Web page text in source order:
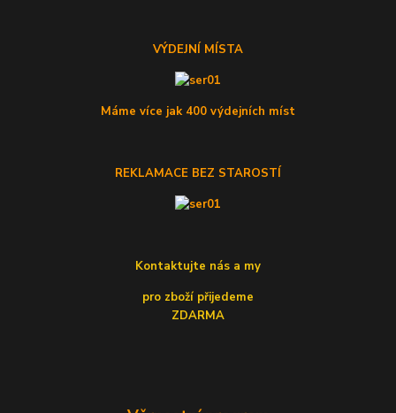
VÝDEJNÍ MÍSTA
Máme více jak 400 výdejních míst
REKLAMACE BEZ STAROSTÍ
Kontaktujte nás a my
pro zboží přijedeme
ZDARMA